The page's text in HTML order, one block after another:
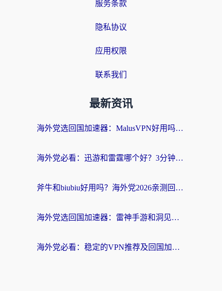
服务条款
隐私协议
应用权限
联系我们
最新资讯
海外党选回国加速器：MalusVPN好用吗？和快帆VPN哪个好？附真实对比与避坑指南
海外党必看：迅游和雷霆哪个好？3分钟教你选对回国加速器，无缝刷国内剧玩手游
斧牛和biubiu好用吗？海外党2026亲测回国加速器指南，附番茄加速器深度体验
海外党选回国加速器：雷神手游和洞见哪个好？附iPhone免费VPN推荐及ChickCNUfunR实测
海外党必看：稳定的VPN推荐及回国加速器选择全攻略——告别地域限制，轻松刷国内资源